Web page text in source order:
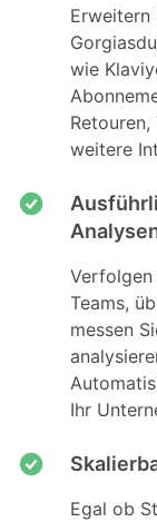
Erweitern
wie
weitere
Teams,
messen
Ihr
Egal ob